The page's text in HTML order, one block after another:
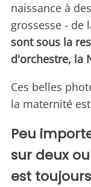
naissance à
grossesse - de
sont sous la
d'orchestre, la
Ces belles
la maternité
Peu
sur deux
est